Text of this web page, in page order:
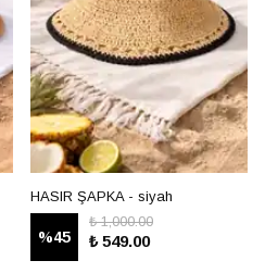
HASIR ŞAPKA - siyah
%45
₺ 1,000.00
₺ 549.00